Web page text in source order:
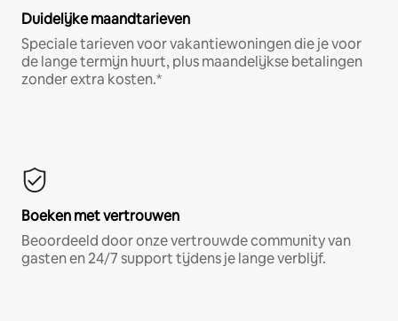
Duidelijke maandtarieven
Speciale tarieven voor vakantiewoningen die je voor
de lange termijn huurt, plus maandelijkse betalingen
zonder extra kosten.*
Boeken met vertrouwen
Beoordeeld door onze vertrouwde community van
gasten en 24/7 support tijdens je lange verblijf.